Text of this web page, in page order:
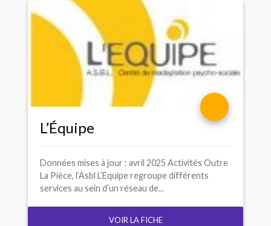
L’Équipe
Données mises à jour : avril 2025 Activités Outre
La Pièce, l’Asbl L’Equipe regroupe différents
services au sein d’un réseau de...
VOIR LA FICHE